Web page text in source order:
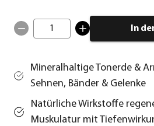
1 In
Mineralhaltige Tonerde &
Sehnen, Bänder & Gelenke
Natürliche Wirkstoffe
Muskulatur mit